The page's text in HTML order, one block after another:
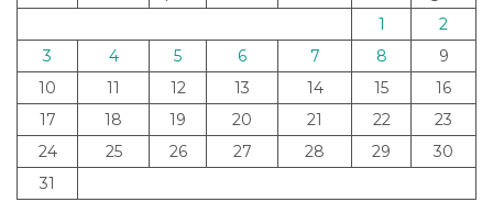
1
2
3
4 5 6 7 8
9
10
11 12 13 14 15
16
17
18 19 20 21 22
23
24
25 26 27 28 29
30
31